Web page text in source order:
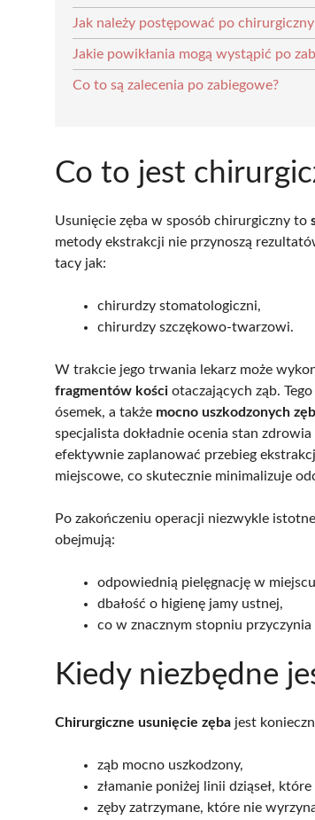
Jak należy postępować po
Jakie powikłania mogą wystąpić po
Co to są zalecenia po zabiegowe?
Co to jest
Usunięcie zęba w sposób chirurgiczny to
metody ekstrakcji nie przynoszą
tacy jak:
chirurdzy stomatologiczni,
chirurdzy szczękowo-twarzowi.
W trakcie jego trwania lekarz może
fragmentów kości otaczających ząb.
ósemek, a także mocno uszkodzonych
specjalista dokładnie ocenia stan
efektywnie zaplanować przebieg
miejscowe, co skutecznie minimalizuje
Po zakończeniu operacji niezwykle
obejmują:
odpowiednią pielęgnację w
dbałość o higienę jamy ustnej,
co w znacznym stopniu
Kiedy niezbędne
Chirurgiczne usunięcie zęba jest
ząb mocno uszkodzony,
złamanie poniżej linii dziąseł,
zęby zatrzymane, które nie